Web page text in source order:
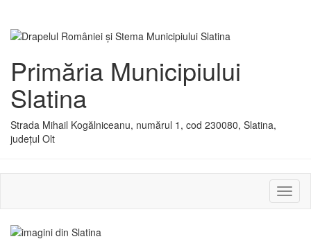
Primăria Municipiului
Slatina
Strada Mihail Kogălniceanu, numărul 1, cod 230080, Slatina,
județul Olt
sau